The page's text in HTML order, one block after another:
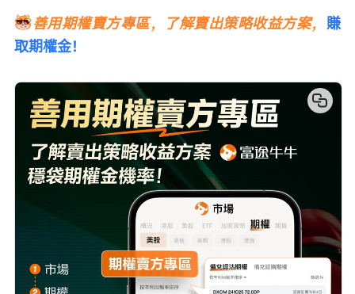
善用期權賣方專區，了解賣出策略收益方案， 賺
取期權金！